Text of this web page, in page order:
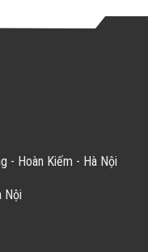
- Hoàn Kiếm - Hà Nội
Nội